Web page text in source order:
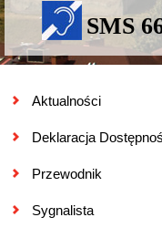
SMS
Aktualności
Deklaracja
Przewodnik
Sygnalista